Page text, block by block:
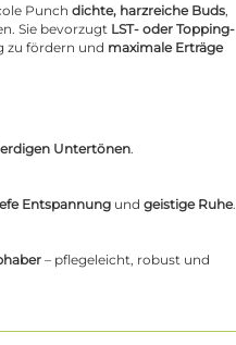
Punch dichte, harzreiche Buds,
Sie bevorzugt LST- oder Topping-
zu fördern und maximale Erträge
Untertönen.
Entspannung und geistige Ruhe.
– pflegeleicht, robust und